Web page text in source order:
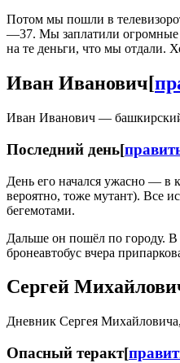
Потом мы пошли в
—37. Мы заплатили огромные
на те деньги, что мы отдали.
Иван Иванович[
Иван Иванович — башкирский
Последний день[
День его начался ужасно — в
вероятно, тоже мутант). Все
бегемотами.
Дальше он пошёл по городу.
бронеавтобус вчера
Сергей
Дневник Сергея
Опасный теракт[